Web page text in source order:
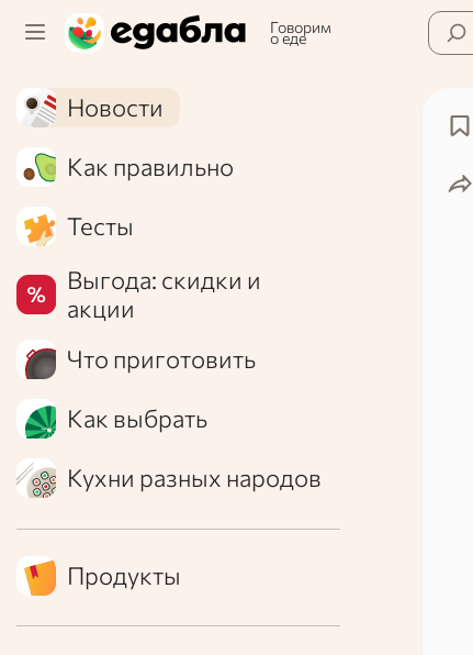
Говорим
о еде
Новости
Как правильно
Тесты
Выгода: скидки и
акции
Что приготовить
Как выбрать
Кухни разных народов
Продукты